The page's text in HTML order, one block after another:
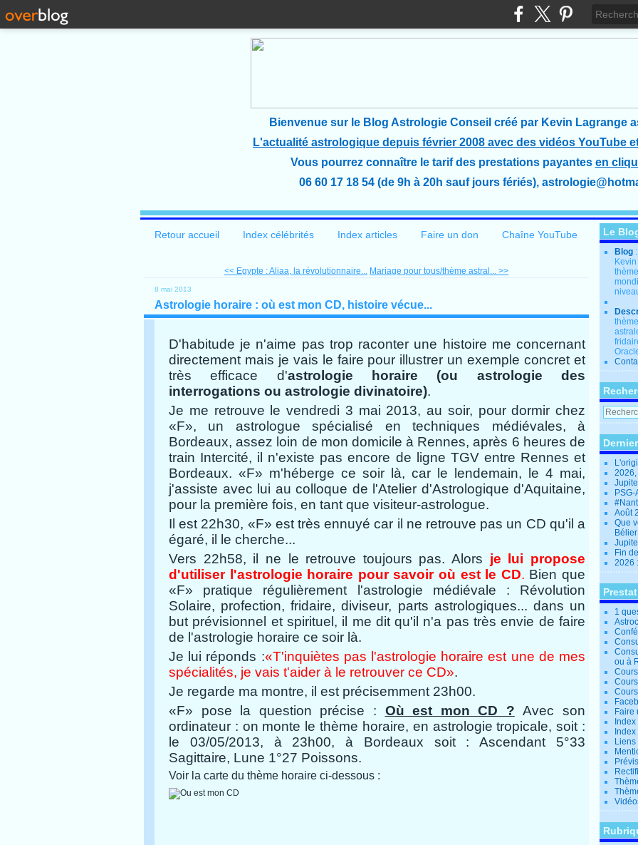
Bienvenue sur le Blog Astrologie Conseil créé par Kevin Lagrange
L'actualité astrologique depuis février 2008 avec des vidéos YouTube
Vous pourrez connaître le tarif des prestations payantes en
06 60 17 18 54 (de 9h à 20h sauf jours fériés),
Retour accueil Index célébrités Index articles Faire un don Chaîne YouTube
<< Egypte : Aliaa, la révolutionnaire... Mariage pour tous/thème astral... >>
8 mai 2013
Astrologie horaire : où est mon CD, histoire vécue...
D'habitude je n'aime pas trop raconter une histoire me concernant
directement mais je vais le faire pour illustrer un exemple concret et
très efficace d'astrologie horaire (ou astrologie des
interrogations ou astrologie divinatoire).
Je me retrouve le vendredi 3 mai 2013, au soir, pour dormir chez
«F», un astrologue spécialisé en techniques médiévales, à
Bordeaux, assez loin de mon domicile à Rennes, après 6 heures de
train Intercité, il n'existe pas encore de ligne TGV entre Rennes et
Bordeaux. «F» m'héberge ce soir là, car le lendemain, le 4 mai,
j'assiste avec lui au colloque de l'Atelier d'Astrologique d'Aquitaine,
pour la première fois, en tant que visiteur-astrologue.
Il est 22h30, «F» est très ennuyé car il ne retrouve pas un CD qu'il a
égaré, il le cherche...
Vers 22h58, il ne le retrouve toujours pas. Alors je lui propose
d'utiliser l'astrologie horaire pour savoir où est le CD. Bien que
«F» pratique régulièrement l'astrologie médiévale : Révolution
Solaire, profection, fridaire, diviseur, parts astrologiques... dans un
but prévisionnel et spirituel, il me dit qu'il n'a pas très envie de faire
de l'astrologie horaire ce soir là.
Je lui réponds :«T'inquiètes pas l'astrologie horaire est une de mes
spécialités, je vais t'aider à le retrouver ce CD».
Je regarde ma montre, il est précisemment 23h00.
«F» pose la question précise : Où est mon CD ? Avec son
ordinateur : on monte le thème horaire, en astrologie tropicale, soit :
le 03/05/2013, à 23h00, à Bordeaux soit : Ascendant 5°33
Sagittaire, Lune 1°27 Poissons.
Voir la carte du thème horaire ci-dessous :
Le
Blog
Août
Que
Fin
2026
1
ou à
Faire
Liens